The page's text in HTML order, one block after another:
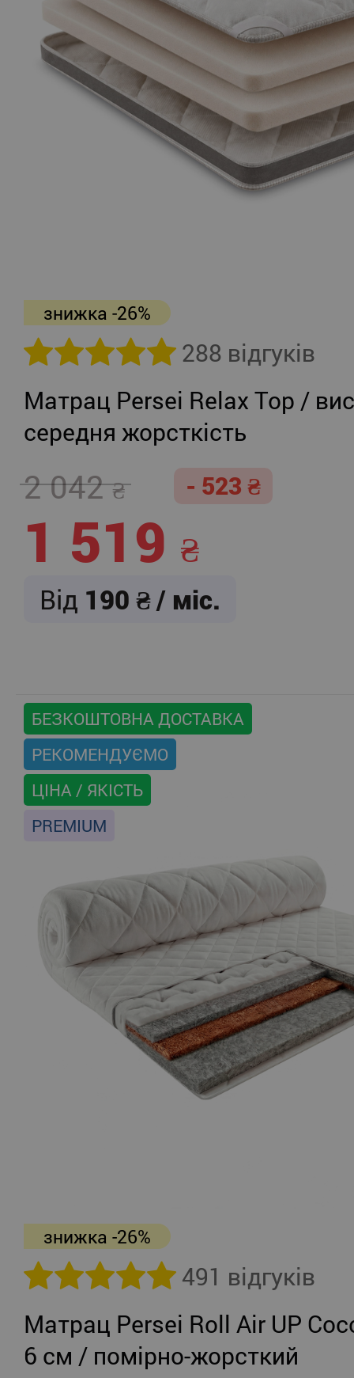
знижка -26%
288 відгуків
Матрац Persei Relax Top /
середня жорсткість
2 042 - 523
1 519
Від 190 / міс.
БЕЗКОШТОВНА ДОСТАВКА
РЕКОМЕНДУЄМО
ЦІНА / ЯКІСТЬ
PREMIUM
знижка -26%
491 відгуків
Матрац Persei Roll Air UP
6 см / помірно-жорсткий